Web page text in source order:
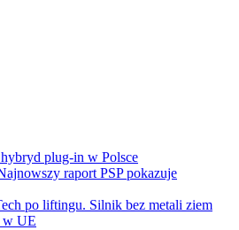
plug-in w Polsce
raport PSP pokazuje
po liftingu. Silnik bez metali ziem
w UE